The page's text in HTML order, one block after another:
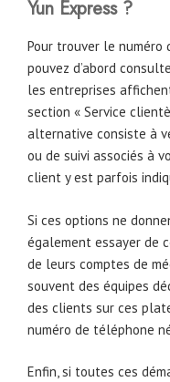
Yun Express ?
Pour trouver le numéro
pouvez d’abord
les entreprises
section « Service
alternative consiste à
ou de suivi associés à
client y est parfois
Si ces options ne
également essayer de
de leurs comptes de
souvent des équipes
des clients sur ces
numéro de téléphone
Enfin, si toutes ces